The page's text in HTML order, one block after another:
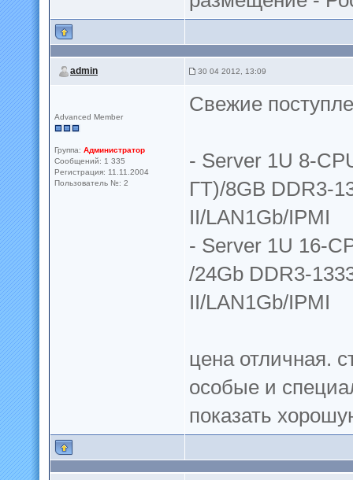
admin 30 04 2012, 13:09
Advanced Member
Группа: Администратор
Сообщений: 1 335
Регистрация: 11.11.2004
Пользователь №: 2
Свежие
- Server 1U 8-
ГТ)/8GB DDR3-
II/LAN1Gb/IPMI
- Server 1U 16-
/24Gb DDR3-
II/LAN1Gb/IPMI
цена отличная.
особые и
показать